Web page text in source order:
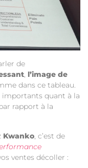
de
, l’image de
dans ce tableau.
importants quant à la
rapport à la
Kwanko, c’est de
ventes décoller :